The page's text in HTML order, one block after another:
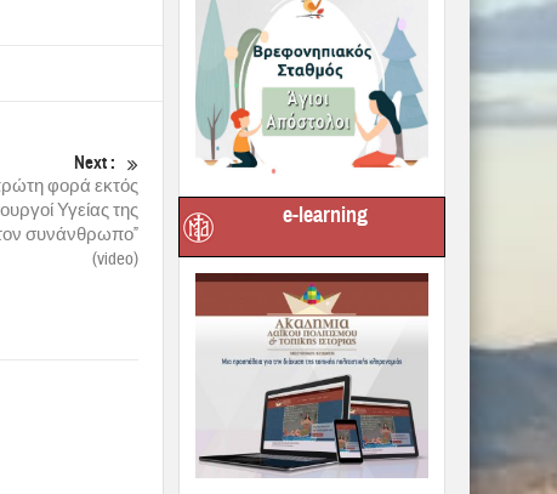
Next :
φορά εκτός
Υγείας της
συνάνθρωπο”
(video)
e-learning